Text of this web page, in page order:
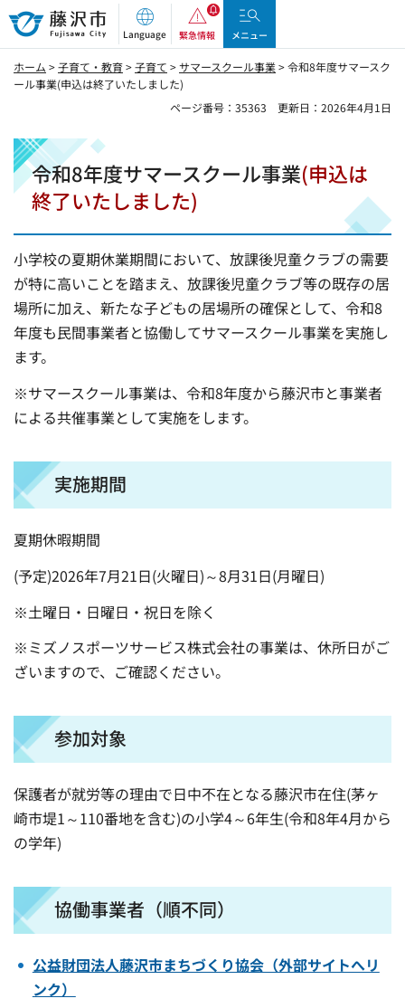
藤沢市
Language 緊急情報 メニュー
ホーム >子育て・教育>子育て >サマースクール事業> 令和8年度サマースク
ール事業(申込は終了いたしました)
ページ番号：35363
更新日：2026年4月1日
令和8年度サマースクール事業(申込は
終了いたしました)
小学校の夏期休業期間において、放課後児童クラブの需要
が特に高いことを踏まえ、放課後児童クラブ等の既存の居
場所に加え、新たな子どもの居場所の確保として、令和8
年度も民間事業者と協働してサマースクール事業を実施し
ます。
※サマースクール事業は、令和8年度から藤沢市と事業者
による共催事業として実施をします。
実施期間
夏期休暇期間
(予定)2026年7月21日(火曜日)～8月31日(月曜日)
※土曜日・日曜日・祝日を除く
※ミズノスポーツサービス株式会社の事業は、休所日がご
ざいますので、ご確認ください。
参加対象
保護者が就労等の理由で日中不在となる藤沢市在住(茅ヶ
崎市堤1～110番地を含む)の小学4～6年生(令和8年4月から
の学年)
協働事業者（順不同）
公益財団法人藤沢市まちづくり協会（外部サイトへリ
ンク）